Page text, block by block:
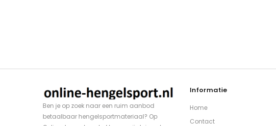
Ben je op zoek naar een ruim aanbod
betaalbaar hengelsportmateriaal? Op
Informatie
Home
Contact